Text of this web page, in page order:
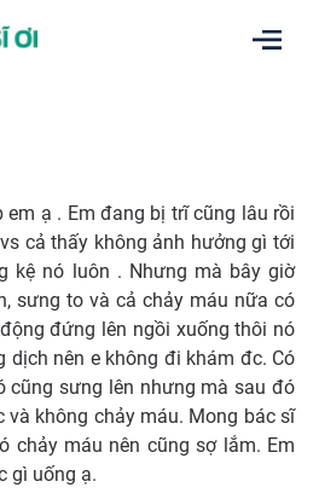
ạ . Em đang bị trĩ cũng lâu rồi
cả thấy không ảnh hưởng gì tới
kệ nó luôn . Nhưng mà bây giờ
sưng to và cả chảy máu nữa có
đứng lên ngồi xuống thôi nó
dịch nên e không đi khám đc. Có
cũng sưng lên nhưng mà sau đó
và không chảy máu. Mong bác sĩ
chảy máu nên cũng sợ lắm. Em
gì uống ạ.